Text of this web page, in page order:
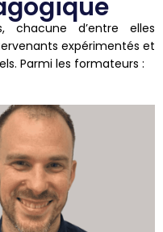
chacune d’entre elles
expérimentés et
Parmi les formateurs :